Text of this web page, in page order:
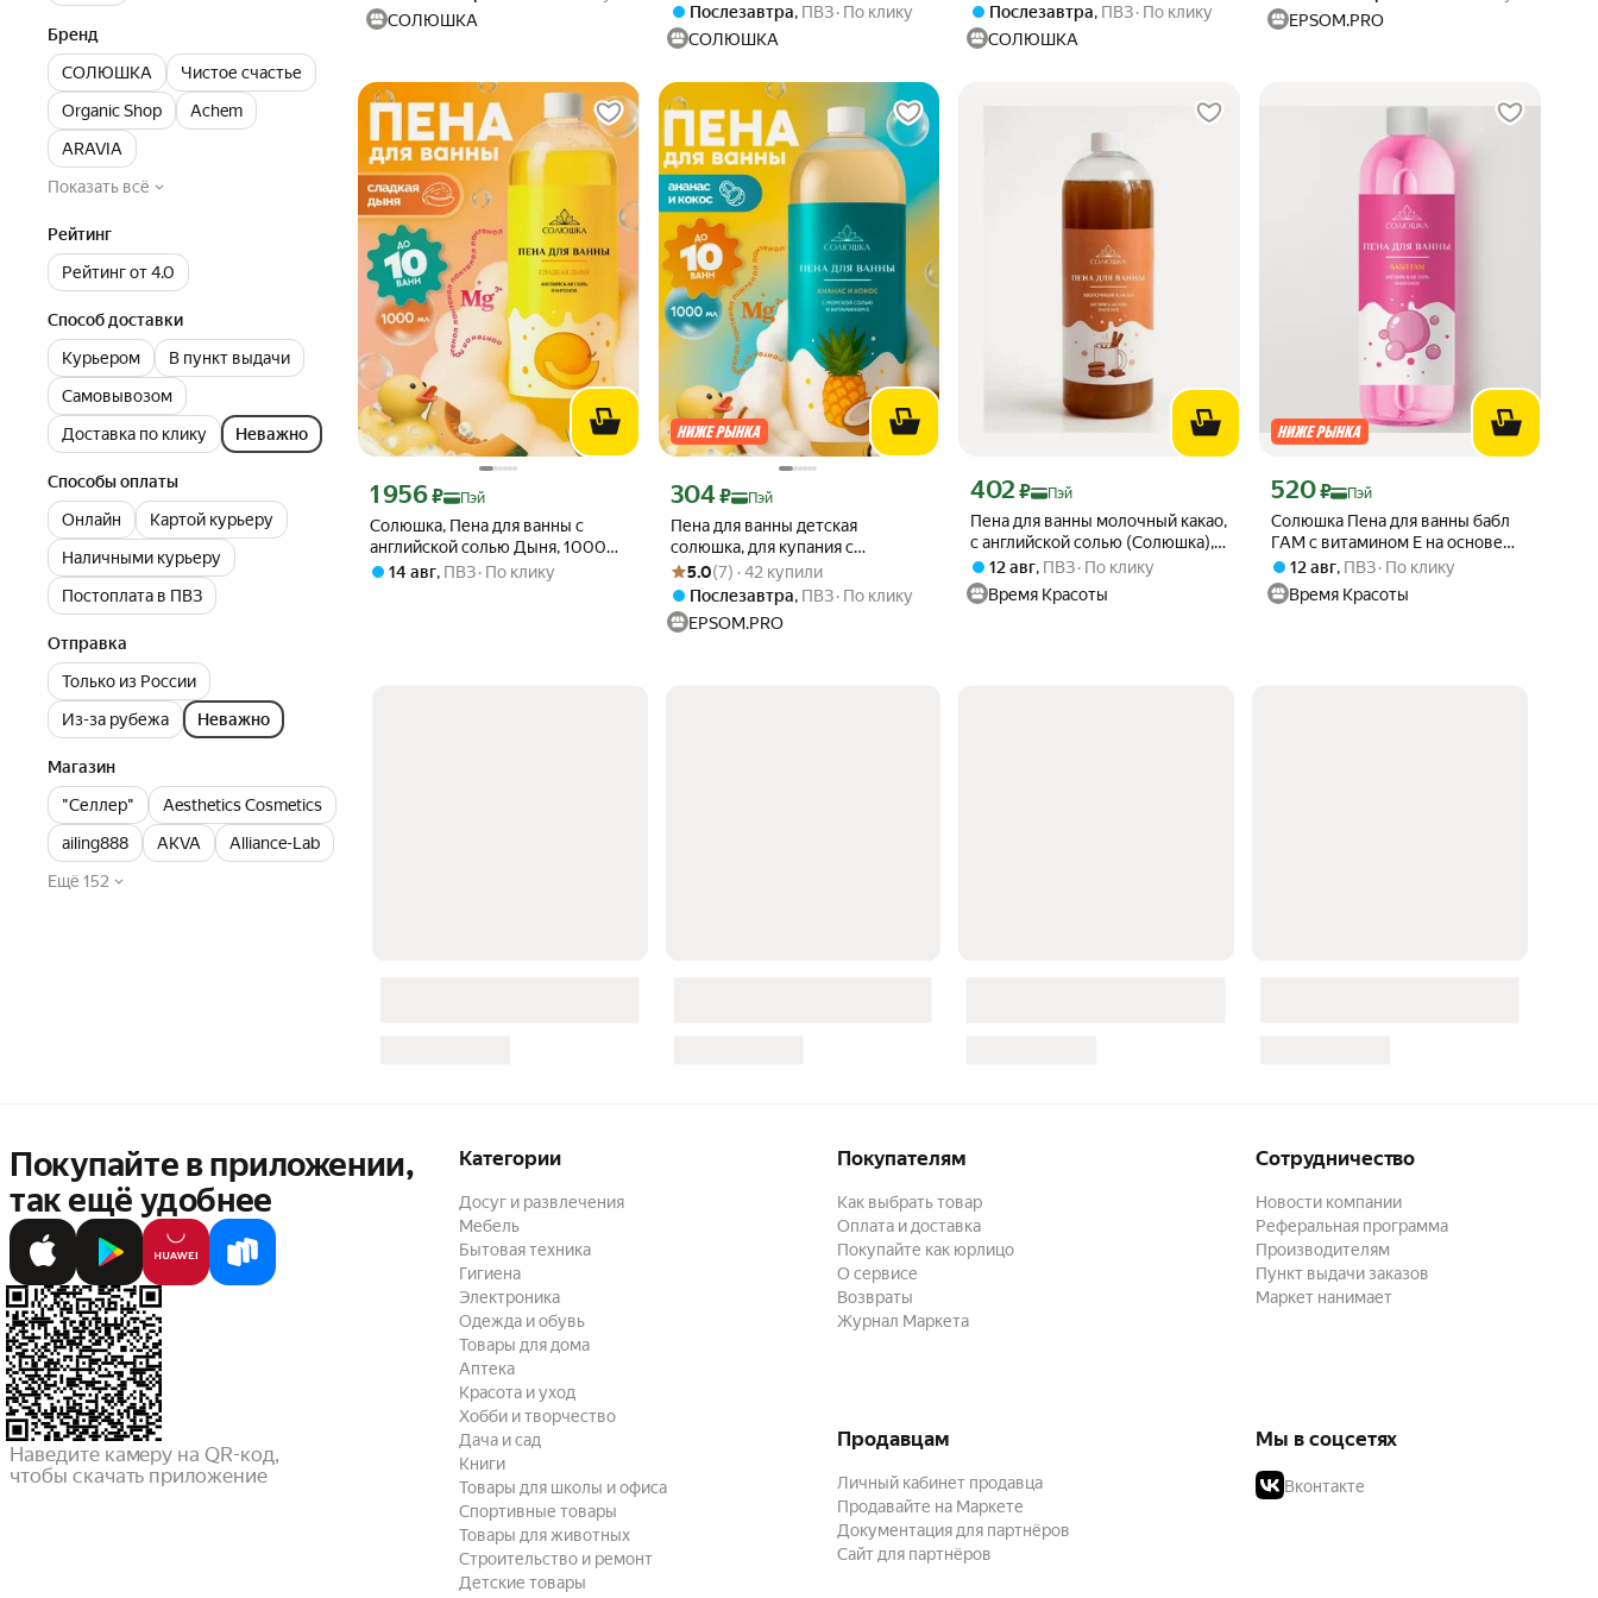
Бренд
СОЛЮШКА
Чистое счастье
Organic Shop
Achem
ARAVIA
Показать всё
Рейтинг
Рейтинг от 4.0
Способ доставки
Курьером
В пункт выдачи
Самовывозом
Доставка по клику
Неважно
Способы оплаты
Онлайн
Картой курьеру
Наличными курьеру
Постоплата в ПВЗ
Отправка
Только из России
Из-за рубежа
Неважно
Магазин
"Селлер"
Aesthetics Cosmetics
ailing888
AKVA
Alliance-Lab
Ещё 152
СОЛЮШКА
Послезавтра, ПВЗ По клику
СОЛЮШКА
Послезавтра, ПВЗ По клику
СОЛЮШКА
EPSOM.PRO
Солюшка, Пена для ванны с
английской солью Дыня, 1000
мл 1 л дыня английская соль
Цена с картой Яндекс Пэй 1956 ₽ вместо
1 956₽ Пэй
14 авг, ПВЗ По клику
Пена для ванны детская
солюшка, для купания с
ароматом ананас кокос,
Большой объём, 1000 мл
Цена с картой Яндекс Пэй 304 ₽ вместо
304 ₽ Пэй
Рейтинг товара: 5.0 из 5
Оценок: (7) · 42 купили
5.0(7) · 42 купили
Послезавтра, ПВЗ По клику
EPSOM.PRO
Пена для ванны молочный какао,
с английской солью (Солюшка),
1л
Цена с картой Яндекс Пэй 402 ₽ вместо
402 ₽ Пэй
12 авг, ПВЗ По клику
Время Красоты
Солюшка Пена для ванны бабл
ГАМ с витамином Е на основе
английской соли, 1000 мл
Цена с картой Яндекс Пэй 520 ₽ вместо
520₽ Пэй
12 авг, ПВЗ По клику
Время Красоты
Покупайте в приложении,
так ещё удобнее
Наведите камеру на QR-код,
чтобы скачать приложение
Категории
Досуг и развлечения
Мебель
Бытовая техника
Гигиена
Электроника
Одежда и обувь
Товары для дома
Аптека
Красота и уход
Хобби и творчество
Дача и сад
Книги
Товары для школы и офиса
Спортивные товары
Товары для животных
Строительство и ремонт
Детские товары
Покупателям
Как выбрать товар
Оплата и доставка
Покупайте как юрлицо
О сервисе
Возвраты
Журнал Маркета
Сотрудничество
Новости компании
Реферальная программа
Производителям
Пункт выдачи заказов
Маркет нанимает
Продавцам
Личный кабинет продавца
Продавайте на Маркете
Документация для партнёров
Сайт для партнёров
Мы в соцсетях
Вконтакте